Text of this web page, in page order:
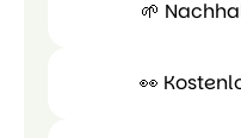
🌱
👀